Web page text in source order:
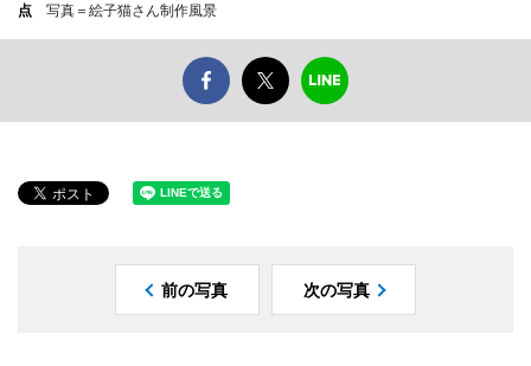
点 写真＝絵子猫さん制作風景
前の写真 次の写真